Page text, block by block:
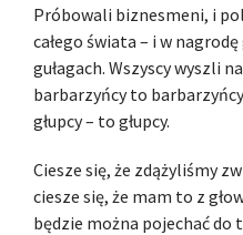
Próbowali biznesmeni, i
całego świata – i w
gułagach. Wszyscy wyszli
barbarzyńcy to
głupcy – to głupcy.
Ciesze się, że zdążyliśmy
ciesze się, że mam to z
będzie można pojechać